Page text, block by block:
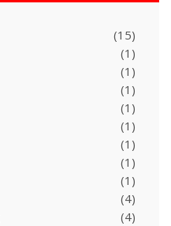
(15)
(1)
(1)
(1)
(1)
(1)
(1)
(1)
(1)
(4)
(4)